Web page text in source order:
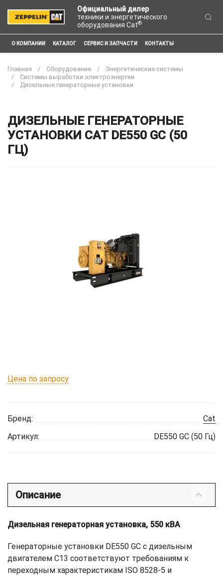
Официальный дилер
техники и энергетического
оборудования Cat®
О КОМПАНИИ КАТАЛОГ СЕРВИС И ЗАПЧАСТИ КОНТАКТЫ
Главная Оборудование
Энергетические системы
Системы выработки электроэнергии
Дизельные генераторные установки
ДИЗЕЛЬНЫЕ ГЕНЕРАТОРНЫЕ
УСТАНОВКИ CAT DE550 GC (50
ГЦ)
Цена по запросу
Бренд:
Cat
Артикул:
DE550 GC (50 Гц)
Описание
Дизельная генераторная установка, 550 кВА
Генераторные установки DE550 GC с дизельным
двигателем C13 соответствуют требованиям к
переходным характеристикам ISO 8528-5 и